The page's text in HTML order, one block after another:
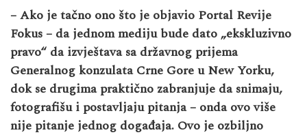
– Ako je tačno ono što je objavio Portal Revije
Fokus – da jednom mediju bude dato „ekskluzivno
pravo“ da izvještava sa državnog prijema
Generalnog konzulata Crne Gore u New Yorku,
dok se drugima praktično zabranjuje da snimaju,
fotografišu i postavljaju pitanja – onda ovo više
nije pitanje jednog događaja. Ovo je ozbiljno